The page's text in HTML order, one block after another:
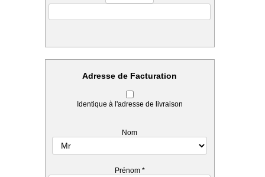
Adresse de Facturation
Identique à l'adresse de livraison
Nom
Prénom *